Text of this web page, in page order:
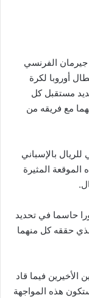
جيرمان الفرنسي
أوروبا لكرة
مستقبل كل
مع فريقه من
بالإسباني
المثيرة
حاسما في تحديد
حققه كل منهما
الأخيرين فيما قاد
هذه المواجهة